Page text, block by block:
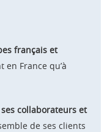
français et
France qu’à
collaborateurs et
de ses clients